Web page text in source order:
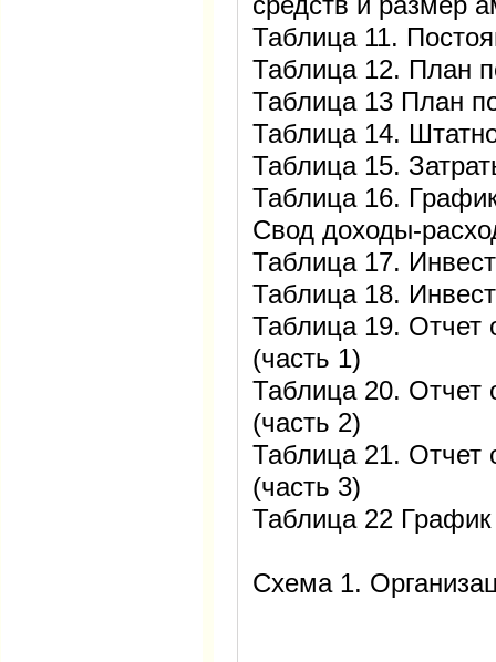
Таблица 11.
Таблица 12. План
Таблица 13 План
Таблица 14.
Таблица 15.
Таблица 16.
Свод доходы-
Таблица 17.
Таблица 18.
Таблица 19. Отчет
(часть 1)
Таблица 20. Отчет
(часть 2)
Таблица 21. Отчет
(часть 3)
Таблица 22
Схема 1.